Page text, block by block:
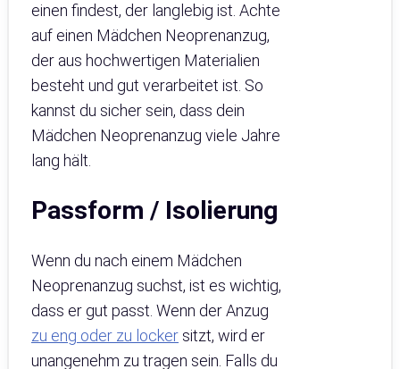
einen findest, der langlebig ist. Achte
auf einen Mädchen Neoprenanzug,
der aus hochwertigen Materialien
besteht und gut verarbeitet ist. So
kannst du sicher sein, dass dein
Mädchen Neoprenanzug viele Jahre
lang hält.
Passform / Isolierung
Wenn du nach einem Mädchen
Neoprenanzug suchst, ist es wichtig,
dass er gut passt. Wenn der Anzug
zu eng oder zu locker sitzt, wird er
unangenehm zu tragen sein. Falls du